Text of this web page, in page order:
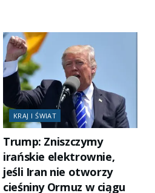
KRAJ I ŚWIAT
Trump: Zniszczymy
irańskie elektrownie,
jeśli Iran nie otworzy
cieśniny Ormuz w ciągu